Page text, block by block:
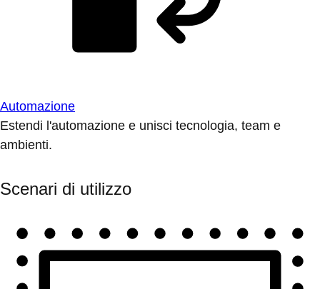
Automazione
Estendi l'automazione e unisci tecnologia, team e
ambienti.
Scenari di utilizzo